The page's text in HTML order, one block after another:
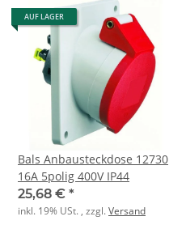
AUF LAGER
Bals Anbausteckdose 12730
16A 5polig 400V IP44
25,68 € *
inkl. 19% USt. , zzgl.Versand